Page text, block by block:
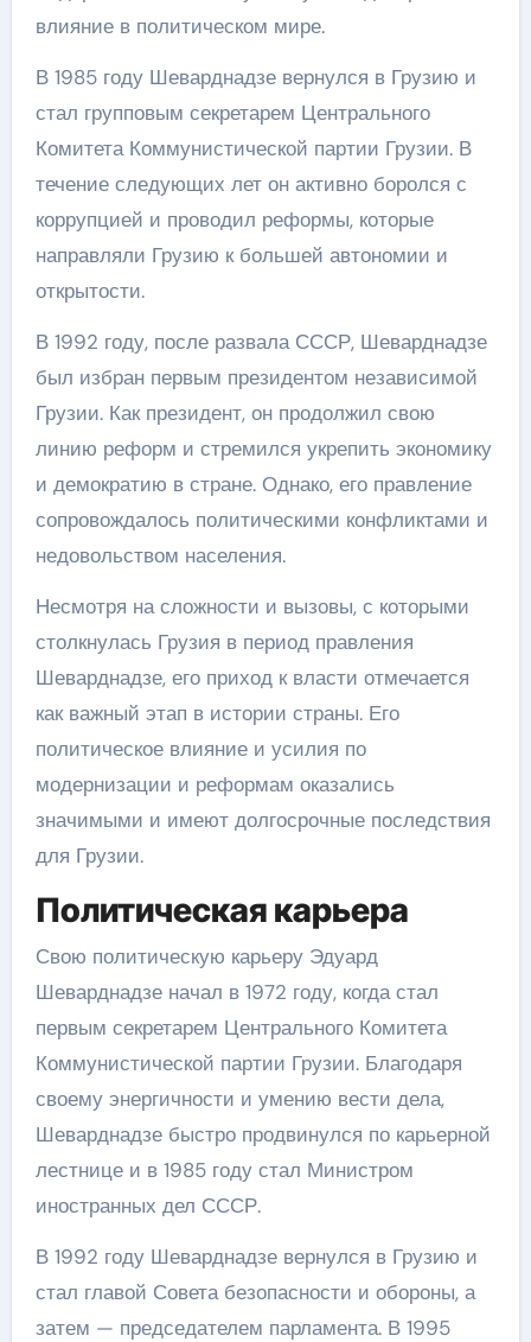
влияние в политическом мире.
В 1985 году Шеварднадзе вернулся в Грузию и
стал групповым секретарем Центрального
Комитета Коммунистической партии Грузии. В
течение следующих лет он активно боролся с
коррупцией и проводил реформы, которые
направляли Грузию к большей автономии и
открытости.
В 1992 году, после развала СССР, Шеварднадзе
был избран первым президентом независимой
Грузии. Как президент, он продолжил свою
линию реформ и стремился укрепить экономику
и демократию в стране. Однако, его правление
сопровождалось политическими конфликтами и
недовольством населения.
Несмотря на сложности и вызовы, с которыми
столкнулась Грузия в период правления
Шеварднадзе, его приход к власти отмечается
как важный этап в истории страны. Его
политическое влияние и усилия по
модернизации и реформам оказались
значимыми и имеют долгосрочные последствия
для Грузии.
Политическая карьера
Свою политическую карьеру Эдуард
Шеварднадзе начал в 1972 году, когда стал
первым секретарем Центрального Комитета
Коммунистической партии Грузии. Благодаря
своему энергичности и умению вести дела,
Шеварднадзе быстро продвинулся по карьерной
лестнице и в 1985 году стал Министром
иностранных дел СССР.
В 1992 году Шеварднадзе вернулся в Грузию и
стал главой Совета безопасности и обороны, а
затем — председателем парламента. В 1995